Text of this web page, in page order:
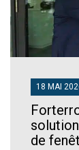
18 MAI
de